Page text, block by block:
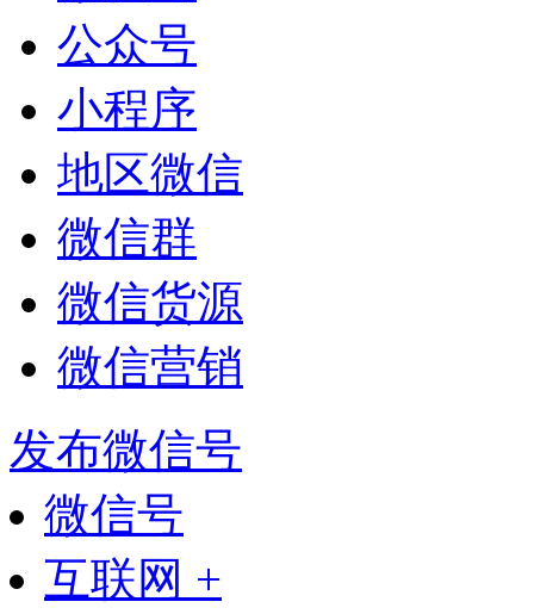
公众号
小程序
地区微信
微信群
微信货源
微信营销
发布微信号
微信号
互联网 +